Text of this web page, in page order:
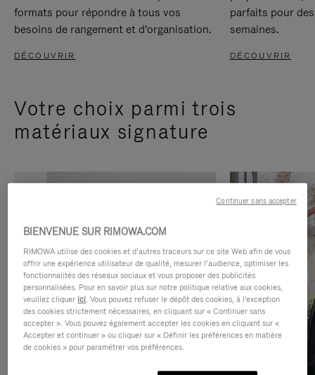
formats pour répondre à tous vos
besoins de rangement et d'organisation.
DÉCOUVRIR
parfaits pour
semaines.
DÉCOUVRIR
Votre choix parmi trois
matériaux signature
BIENVENUE SUR RIMOWA.COM
RIMOWA utilise des cookies et d’autres traceurs sur ce site Web afin de vous
offrir une expérience utilisateur de qualité, mesurer l’audience, optimiser les
fonctionnalités des réseaux sociaux et vous proposer des publicités
personnalisées. Pour en savoir plus sur notre politique relative aux cookies,
veuillez cliquer ici. Vous pouvez refuser le dépôt des cookies, à l'exception
des cookies strictement nécessaires, en cliquant sur « Continuer sans
accepter ». Vous pouvez également accepter les cookies en cliquant sur «
Accepter et continuer » ou cliquer sur « Définir les préférences en matière
de cookies » pour paramétrer vos préférences.
Continuer sans accepter